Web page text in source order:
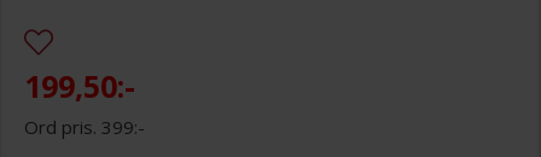
199,50:-
399:-